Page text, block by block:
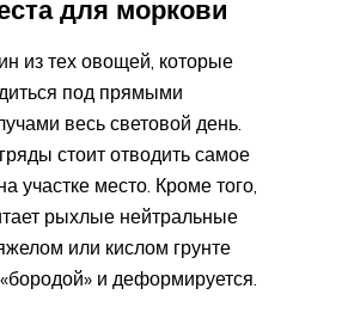
для моркови
из тех овощей, которые
под прямыми
весь световой день.
стоит отводить самое
участке место. Кроме того,
рыхлые нейтральные
или кислом грунте
и деформируется.